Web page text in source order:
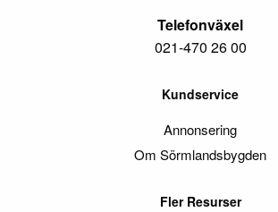
Telefonväxel
021-470 26 00
Kundservice
Annonsering
Om Sörmlandsbygden
Fler Resurser